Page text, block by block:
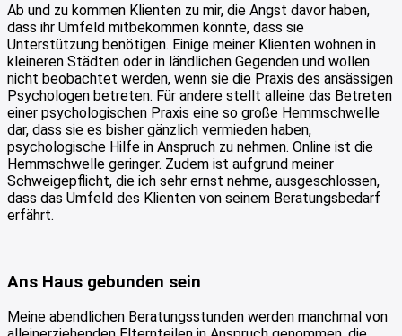
Ab und zu kommen Klienten zu mir, die Angst davor haben,
dass ihr Umfeld mitbekommen könnte, dass sie
Unterstützung benötigen. Einige meiner Klienten wohnen in
kleineren Städten oder in ländlichen Gegenden und wollen
nicht beobachtet werden, wenn sie die Praxis des ansässigen
Psychologen betreten. Für andere stellt alleine das Betreten
einer psychologischen Praxis eine so große Hemmschwelle
dar, dass sie es bisher gänzlich vermieden haben,
psychologische Hilfe in Anspruch zu nehmen. Online ist die
Hemmschwelle geringer. Zudem ist aufgrund meiner
Schweigepflicht, die ich sehr ernst nehme, ausgeschlossen,
dass das Umfeld des Klienten von seinem Beratungsbedarf
erfährt.
Ans Haus gebunden sein
Meine abendlichen Beratungsstunden werden manchmal von